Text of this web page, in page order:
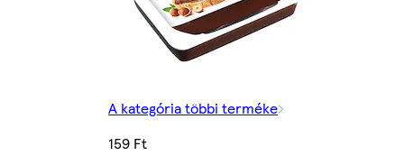
A kategória többi terméke
159 Ft